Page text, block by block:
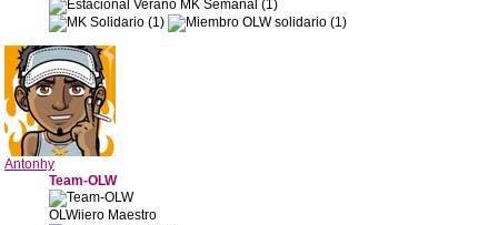
Antonhy
Team-OLW
OLWiiero Maestro